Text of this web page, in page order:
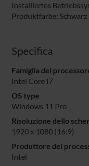
Installiertes
Produktfarbe: Schwarz
Specifica
Famiglia del
Intel Core I7
OS type
Windows 11 Pro
Risoluzione dello
1920 x 1080 (16:9)
Produttore del
Intel